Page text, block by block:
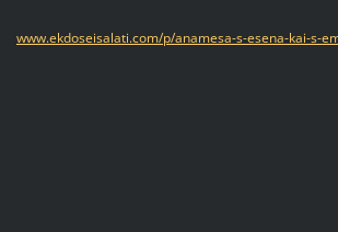
www.ekdoseisalati.com/p/anamesa-s-esena-kai-s-